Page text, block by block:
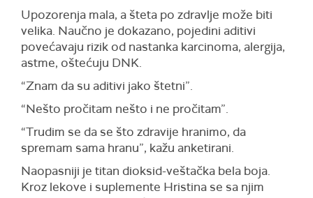
Upozorenja mala, a šteta po zdravlje može biti
velika. Naučno je dokazano, pojedini aditivi
povećavaju rizik od nastanka karcinoma, alergija,
astme, oštećuju DNK.
“Znam da su aditivi jako štetni”.
“Nešto pročitam nešto i ne pročitam”.
“Trudim se da se što zdravije hranimo, da
spremam sama hranu”, kažu anketirani.
Naopasniji je titan dioksid-veštačka bela boja.
Kroz lekove i suplemente Hristina se sa njim